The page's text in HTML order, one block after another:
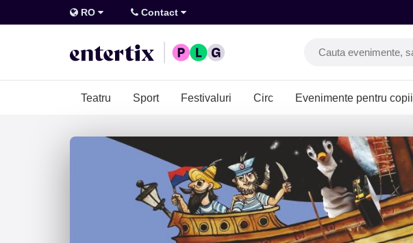
RO Contact
Teatru Sport Festivaluri Circ Evenimente pentru copii